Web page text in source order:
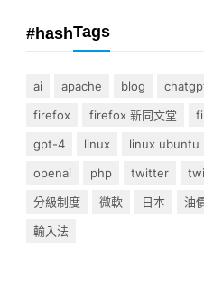
#hashTags
ai apache blog
firefox
firefox 新同文堂
gpt-4
linux linux ubuntu
openai
php twitter
分級制度
微軟 日本 油
輸入法